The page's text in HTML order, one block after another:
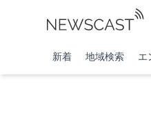
新着 地域検索 エ